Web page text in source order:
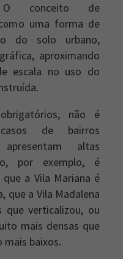
conceito de
uma forma de
do solo urbano,
aproximando
escala no uso do
não é
de bairros
altas
por exemplo, é
a Vila Mariana é
que a Vila Madalena
que verticalizou, ou
mais densas que
baixos.